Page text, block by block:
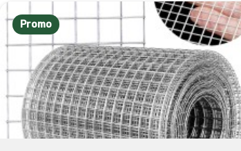
Promo